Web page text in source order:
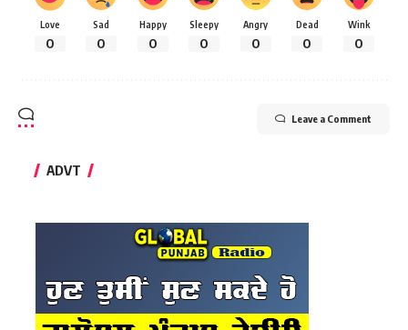
Love
0
Sad
0
Happy
0
Sleepy
0
Angry
0
Dead
0
Wink
0
Leave a Comment
ADVT